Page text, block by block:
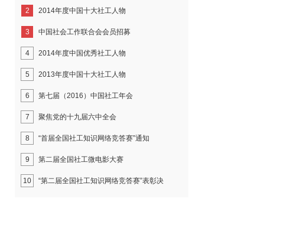
2 2014年度中国十大社工人物
3 中国社会工作联合会会员招募
4 2014年度中国优秀社工人物
5 2013年度中国十大社工人物
6 第七届（2016）中国社工年会
7 聚焦党的十九届六中全会
8 “首届全国社工知识网络竞答赛”通知
9 第二届全国社工微电影大赛
10 “第二届全国社工知识网络竞答赛”表彰决